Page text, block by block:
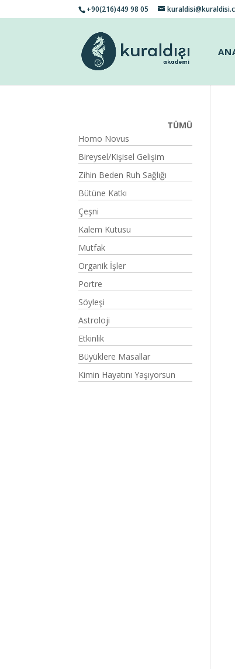
+90(216)449 98 05
TÜMÜ
Homo Novus
Bireysel/Kişisel Gelişim
Zihin Beden Ruh Sağlığı
Bütüne Katkı
Çeşni
Kalem Kutusu
Mutfak
Organik İşler
Portre
Söyleşi
Astroloji
Etkinlik
Büyüklere Masallar
Kimin Hayatını Yaşıyorsun